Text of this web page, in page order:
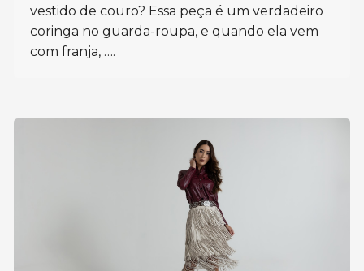
vestido de couro? Essa peça é um verdadeiro
coringa no guarda-roupa, e quando ela vem
com franja, ….